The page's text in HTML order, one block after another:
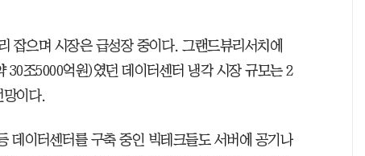
잡으며 시장은 급성장 중이다. 그랜드뷰리서치에
30조5000억원)였던 데이터센터 냉각 시장 규모는 2
망이다.
데이터센터를 구축 중인 빅테크들도 서버에 공기나